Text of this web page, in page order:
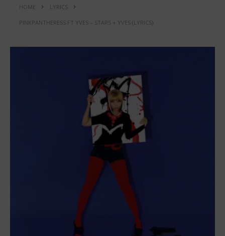
HOME LYRICS
PINKPANTHERESS FT YVES – STARS + YVES (LYRICS)